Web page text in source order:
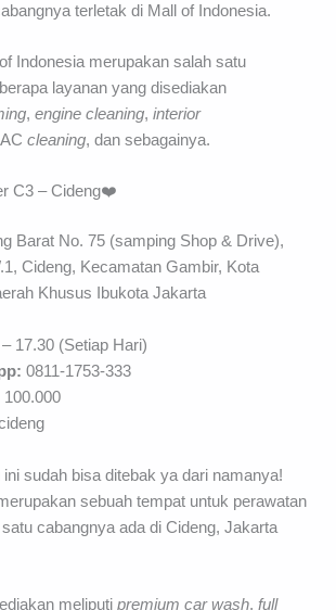
terletak di Mall of Indonesia.
Indonesia merupakan salah satu
layanan yang disediakan
,engine cleaning,interior
ACcleaning, dan sebagainya.
C3 – Cideng❤️
Barat No. 75 (samping Shop & Drive),
Cideng, Kecamatan Gambir, Kota
Khusus Ibukota Jakarta
17.30 (Setiap Hari)
0811-1753-333
100.000
sudah bisa ditebak ya dari namanya!
sebuah tempat untuk perawatan
cabangnya ada di Cideng, Jakarta
meliputipremium car wash,full